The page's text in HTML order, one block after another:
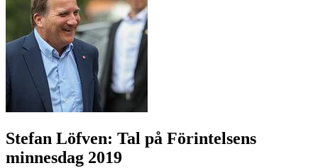
Stefan Löfven: Tal på Förintelsens
minnesdag 2019